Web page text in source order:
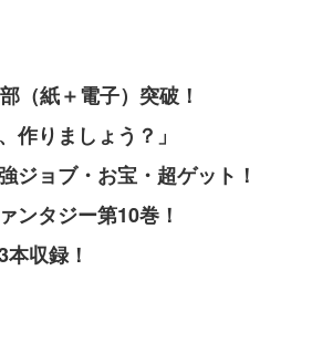
（紙＋電子）突破！
作りましょう？」
ジョブ・お宝・超ゲット！
ンタジー第10巻！
収録！